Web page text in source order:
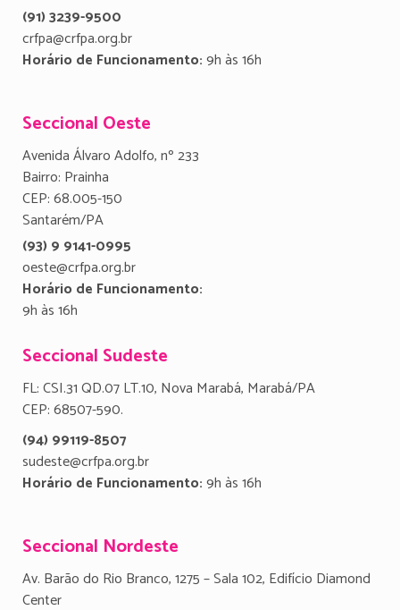
(91) 3239-9500
crfpa@crfpa.org.br
Horário de Funcionamento:9h às 16h
Seccional Oeste
Avenida Álvaro Adolfo, nº 233
Bairro: Prainha
CEP: 68.005-150
Santarém/PA
(93) 9 9141-0995
oeste@crfpa.org.br
Horário de Funcionamento:
9h às 16h
Seccional Sudeste
FL: CSI.31 QD.07 LT.10, Nova Marabá, Marabá/PA
CEP: 68507-590.
(94) 99119-8507
sudeste@crfpa.org.br
Horário de Funcionamento:9h às 16h
Seccional Nordeste
Av. Barão do Rio Branco, 1275 – Sala 102, Edifício Diamond
Center